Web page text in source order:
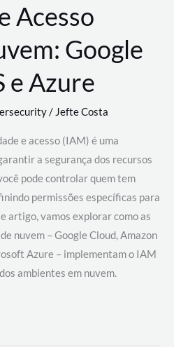
Acesso
Google
e Azure
/ Jefte Costa
e acesso (IAM) é uma
a segurança dos recursos
pode controlar quem tem
permissões específicas para
artigo, vamos explorar como as
nuvem – Google Cloud, Amazon
Azure – implementam o IAM
ambientes em nuvem.